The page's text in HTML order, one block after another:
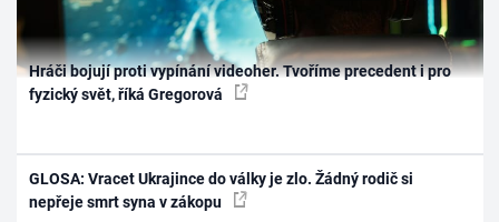
Hráči bojují proti vypínání videoher. Tvoříme precedent i pro
fyzický svět, říká Gregorová
GLOSA: Vracet Ukrajince do války je zlo. Žádný rodič si
nepřeje smrt syna v zákopu